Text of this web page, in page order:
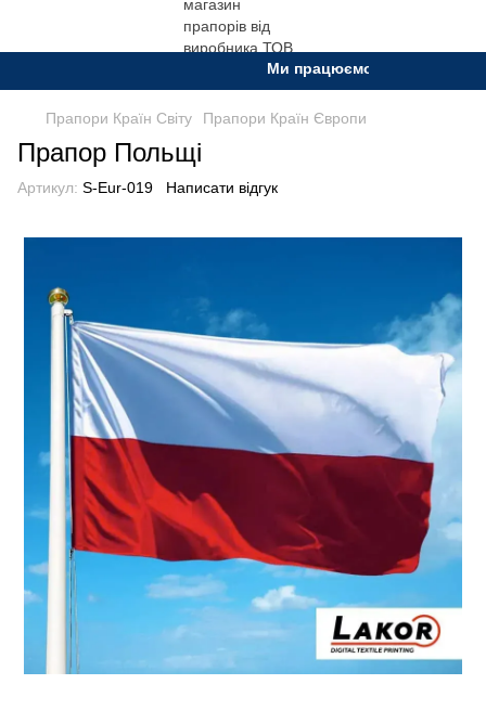
Ми працюємо. Все буде Україна!
Прапори Країн Світу Прапори Країн Європи
Прапор Польщі
Артикул: S-Eur-019 Написати відгук